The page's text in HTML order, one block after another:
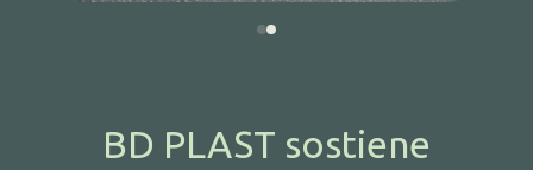
BD PLAST sostiene